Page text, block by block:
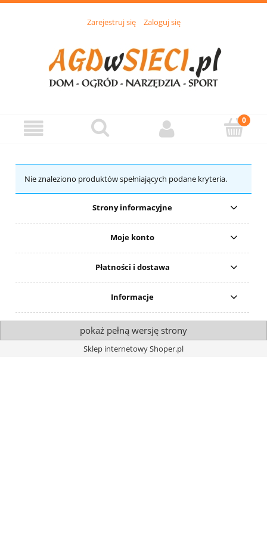
Zarejestruj się Zaloguj się
Nie znaleziono produktów spełniających podane kryteria.
Strony informacyjne
Moje konto
Płatności i dostawa
Informacje
pokaż pełną wersję strony
Sklep internetowy Shoper.pl